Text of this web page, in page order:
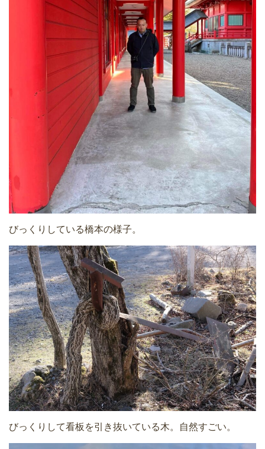
びっくりしている橋本の様子。
びっくりして看板を引き抜いている木。自然すごい。